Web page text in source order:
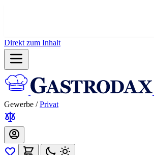
Direkt zum Inhalt
Gewerbe / Privat